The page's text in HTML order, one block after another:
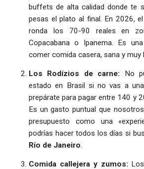
buffets de alta calidad donde te
pesas el plato al final. En 2026,
ronda los 70-90 reales en
Copacabana o Ipanema. Es
comer comida casera, sana y muy
Los Rodízios de carne: No
estado en Brasil si no vas a
prepárate para pagar entre 140 y
Es un gasto puntual que
presupuesto como una
podrías hacer todos los días si
Río de Janeiro
Comida callejera y zumos: